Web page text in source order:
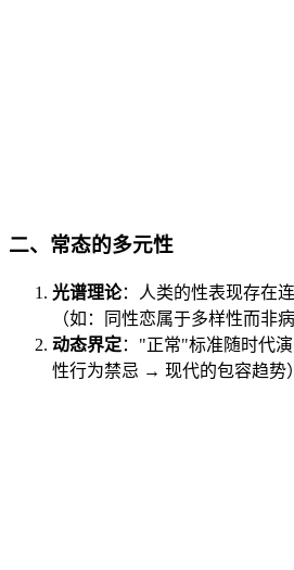
二、 常态的多元性
光谱理论：人类的性表现存在
（如：同性恋属于多样性而非病
动态界定："正常"标准随时代
性行为禁忌 → 现代的包容趋势）